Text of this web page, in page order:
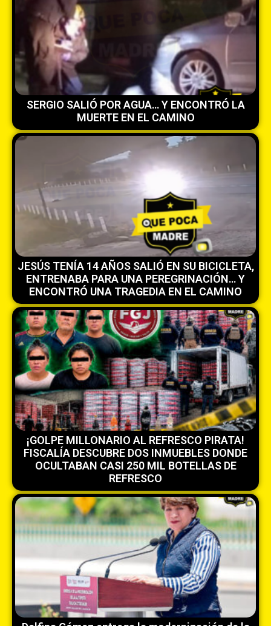
SERGIO SALIÓ POR AGUA… Y ENCONTRÓ LA
MUERTE EN EL CAMINO
JESÚS TENÍA 14 AÑOS SALIÓ EN SU BICICLETA,
ENTRENABA PARA UNA PEREGRINACIÓN… Y
ENCONTRÓ UNA TRAGEDIA EN EL CAMINO
¡GOLPE MILLONARIO AL REFRESCO PIRATA!
FISCALÍA DESCUBRE DOS INMUEBLES DONDE
OCULTABAN CASI 250 MIL BOTELLAS DE
REFRESCO